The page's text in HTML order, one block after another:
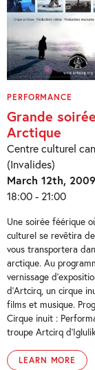
PERFORMANCE
Grande
Arctique
Centre culturel
(Invalides)
March 12th, 2009
18:00 - 21:00
Une soirée féérique
culturel se revêtira
vous transportera
arctique. Au
vernissage
d’Artcirq, un cirque
films et musique.
Cirque inuit :
troupe Artcirq
LEARN MORE